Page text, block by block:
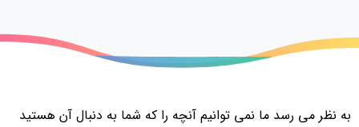
به نظر می رسد ما نمی توانیم آنچه را که شما به دنبال آن هستید